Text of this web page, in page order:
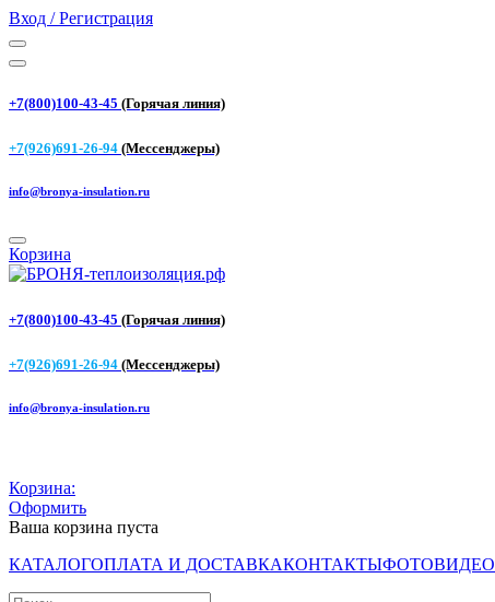
Вход / Регистрация
+7(800)100-43-45 (Горячая линия)
+7(926)691-26-94 (Мессенджеры)
info@bronya-insulation.ru
Корзина
+7(800)100-43-45 (Горячая линия)
+7(926)691-26-94 (Мессенджеры)
info@bronya-insulation.ru
Корзина:
Оформить
Ваша корзина пуста
КАТАЛОГОПЛАТА И ДОСТАВКАКОНТАКТЫФОТОВИДЕО